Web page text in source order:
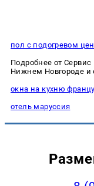
пол с подогревом
Подробнее от Сервис
Нижнем Новгороде и
окна на кухню
отель маруссия